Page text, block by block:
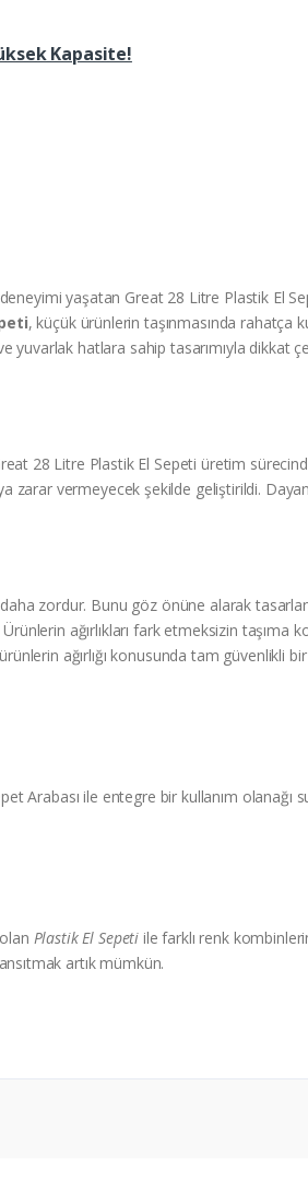
Kapasite!
deneyimi yaşatan Great 28 Litre Plastik
, küçük ürünlerin taşınmasında rahatça
yuvarlak hatlara sahip tasarımıyla dikkat
28 Litre Plastik El Sepeti üretim
zarar vermeyecek şekilde geliştirildi.
zordur. Bunu göz önüne alarak
ağırlıkları fark etmeksizin taşıma
ağırlığı konusunda tam güvenlikli
Arabası ile entegre bir kullanım
Plastik El Sepeti ile farklı renk
artık mümkün.